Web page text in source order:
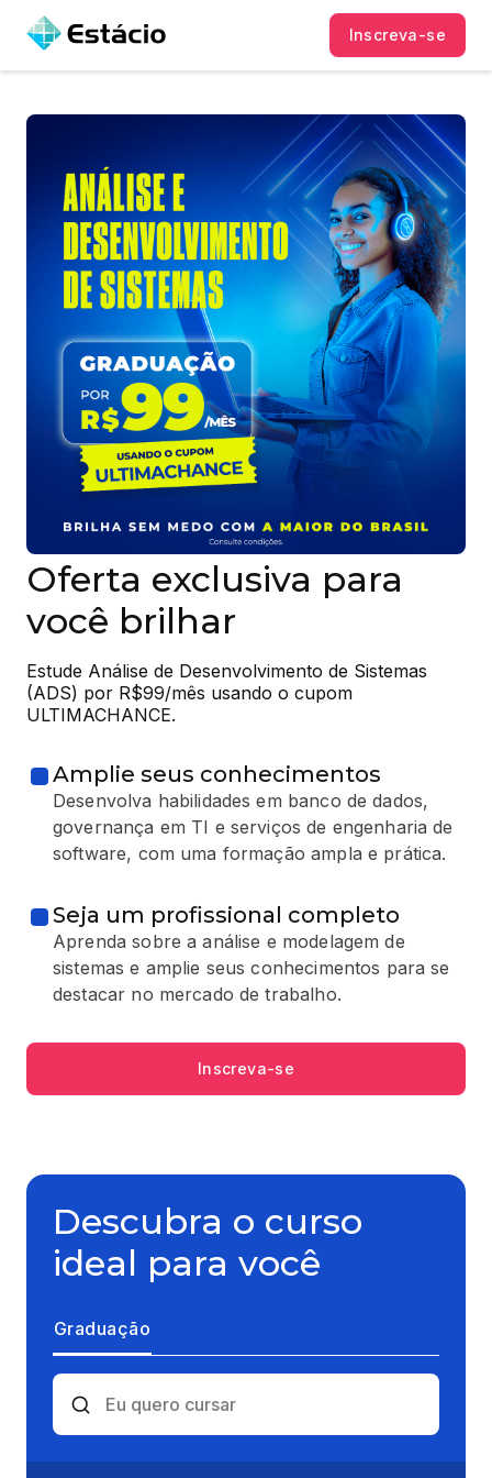
Inscreva-se
Oferta exclusiva para
você brilhar
Estude Análise de Desenvolvimento de Sistemas
(ADS) por R$99/mês usando o cupom
ULTIMACHANCE.
Amplie seus conhecimentos
Desenvolva habilidades em banco de dados,
governança em TI e serviços de engenharia de
software, com uma formação ampla e prática.
Seja um profissional completo
Aprenda sobre a análise e modelagem de
sistemas e amplie seus conhecimentos para se
destacar no mercado de trabalho.
Inscreva-se
Descubra o curso
ideal para você
Graduação